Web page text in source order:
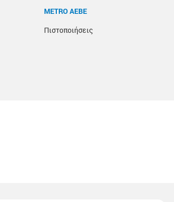
METRO ΑΕΒΕ
Πιστοποιήσεις